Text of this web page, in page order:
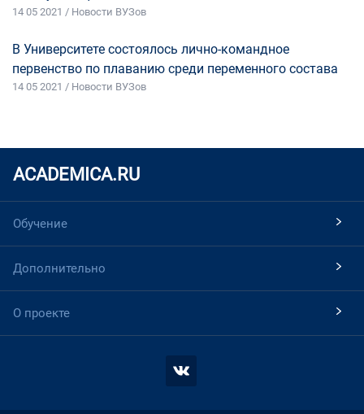
14 05 2021 / Новости ВУЗов
В Университете состоялось лично-командное
первенство по плаванию среди переменного состава
14 05 2021 / Новости ВУЗов
ACADEMICA.RU
Обучение
Дополнительно
О проекте